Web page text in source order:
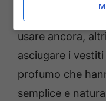
Infine, togliere
usare ancora,
asciugare i
profumo che
semplice e